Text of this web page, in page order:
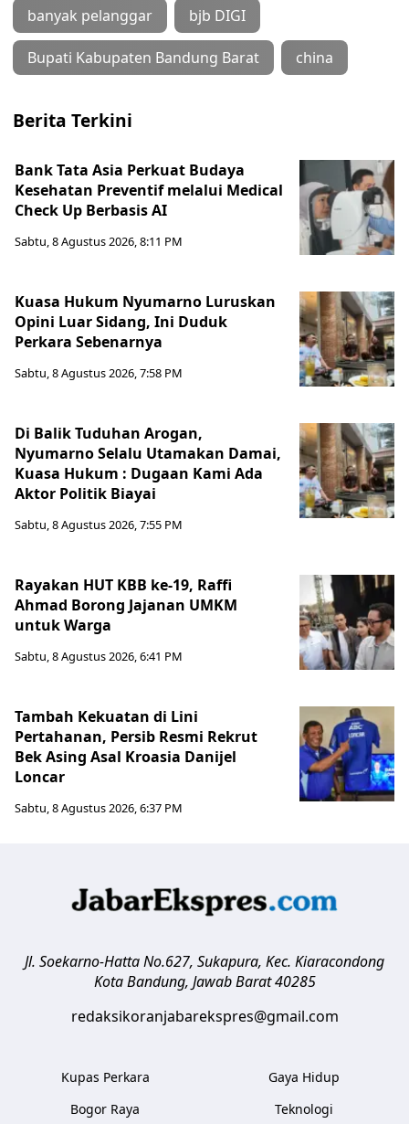
banyak pelanggar bjb DIGI
Bupati Kabupaten Bandung Barat china
Berita Terkini
Bank Tata Asia Perkuat Budaya
Kesehatan Preventif melalui Medical
Check Up Berbasis AI
Sabtu, 8 Agustus 2026, 8:11 PM
Kuasa Hukum Nyumarno Luruskan
Opini Luar Sidang, Ini Duduk
Perkara Sebenarnya ​
Sabtu, 8 Agustus 2026, 7:58 PM
Di Balik Tuduhan Arogan,
Nyumarno Selalu Utamakan Damai,
Kuasa Hukum : Dugaan Kami Ada
Aktor Politik Biayai
Sabtu, 8 Agustus 2026, 7:55 PM
Rayakan HUT KBB ke-19, Raffi
Ahmad Borong Jajanan UMKM
untuk Warga
Sabtu, 8 Agustus 2026, 6:41 PM
Tambah Kekuatan di Lini
Pertahanan, Persib Resmi Rekrut
Bek Asing Asal Kroasia Danijel
Loncar
Sabtu, 8 Agustus 2026, 6:37 PM
Jl. Soekarno-Hatta No.627, Sukapura, Kec. Kiaracondong
Kota Bandung, Jawab Barat 40285
redaksikoranjabarekspres@gmail.com
Kupas Perkara
Bogor Raya
Gaya Hidup
Teknologi